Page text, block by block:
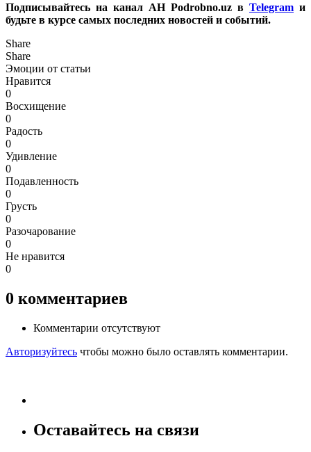
Подписывайтесь на канал АН Podrobno.uz в Telegram и
будьте в курсе самых последних новостей и событий.
Share
Share
Эмоции от статьи
Нравится
0
Восхищение
0
Радость
0
Удивление
0
Подавленность
0
Грусть
0
Разочарование
0
Не нравится
0
0 комментариев
Комментарии отсутствуют
Авторизуйтесь чтобы можно было оставлять комментарии.
Оставайтесь на связи